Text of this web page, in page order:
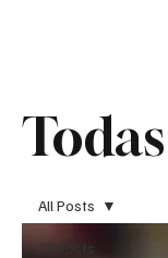
All Posts
All Posts